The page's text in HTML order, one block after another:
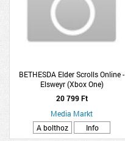
BETHESDA Elder Scrolls Online -
Elsweyr (Xbox One)
20 799 Ft
Media Markt
A bolthoz
Info